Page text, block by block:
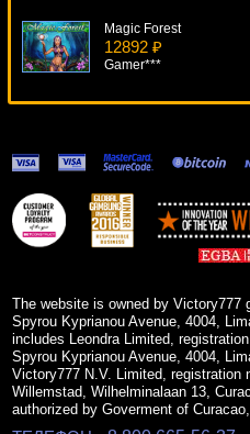
Magic Forest
12892 ₽
Gamer***
Treasures Of Icewind Dale
6624 ₽
ivan-lev***
Piggies And The Wolf
The website is owned by Victory777
Spyrou Kyprianou Avenue, 4004,
includes Leondra Limited,
Spyrou Kyprianou Avenue, 4004,
Victory777 N.V. Limited, registration
Willemstad, Wilhelminalaan 13,
authorized by Goverment of